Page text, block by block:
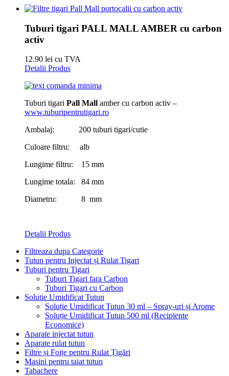
Tuburi tigari PALL MALL AMBER cu carbon
activ
12.90 lei cu TVA
Detalii Produs
Tuburi tigari Pall Mall amber cu carbon activ –
www.tuburipentrutigari.ro
Ambalaj: 200 tuburi tigari/cutie
Culoare filtru: alb
Lungime filtru: 15 mm
Lungime totala: 84 mm
Diametru: 8 mm
Detalii Produs
Filtreaza dupa Categorie
Tutun pentru Injectat și Rulat Tigari
Tuburi pentru Tigari
Tuburi Tigari fara Carbon
Tuburi Tigari cu Carbon
Solutie Umidificat Tutun
Soluție Umidificat Tutun 30 ml – Spray-uri și Arome
Soluție Umidificat Tutun 500 ml (Recipiente
Economice)
Aparate injectat tutun
Aparate rulat tutun
Filtre și Foițe pentru Rulat Țigări
Masini pentru taiat tutun
Tabachere